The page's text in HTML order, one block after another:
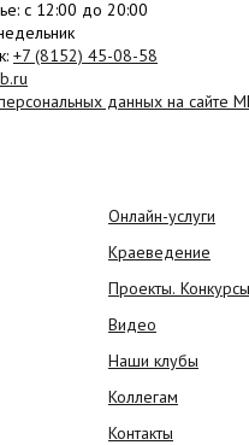
: c 12:00 до 20:00
+7 (8152) 45-08-58
данных на сайте
Онлайн-услуги
Краеведение
Проекты. Конкурсы
Видео
Наши клубы
Коллегам
Контакты